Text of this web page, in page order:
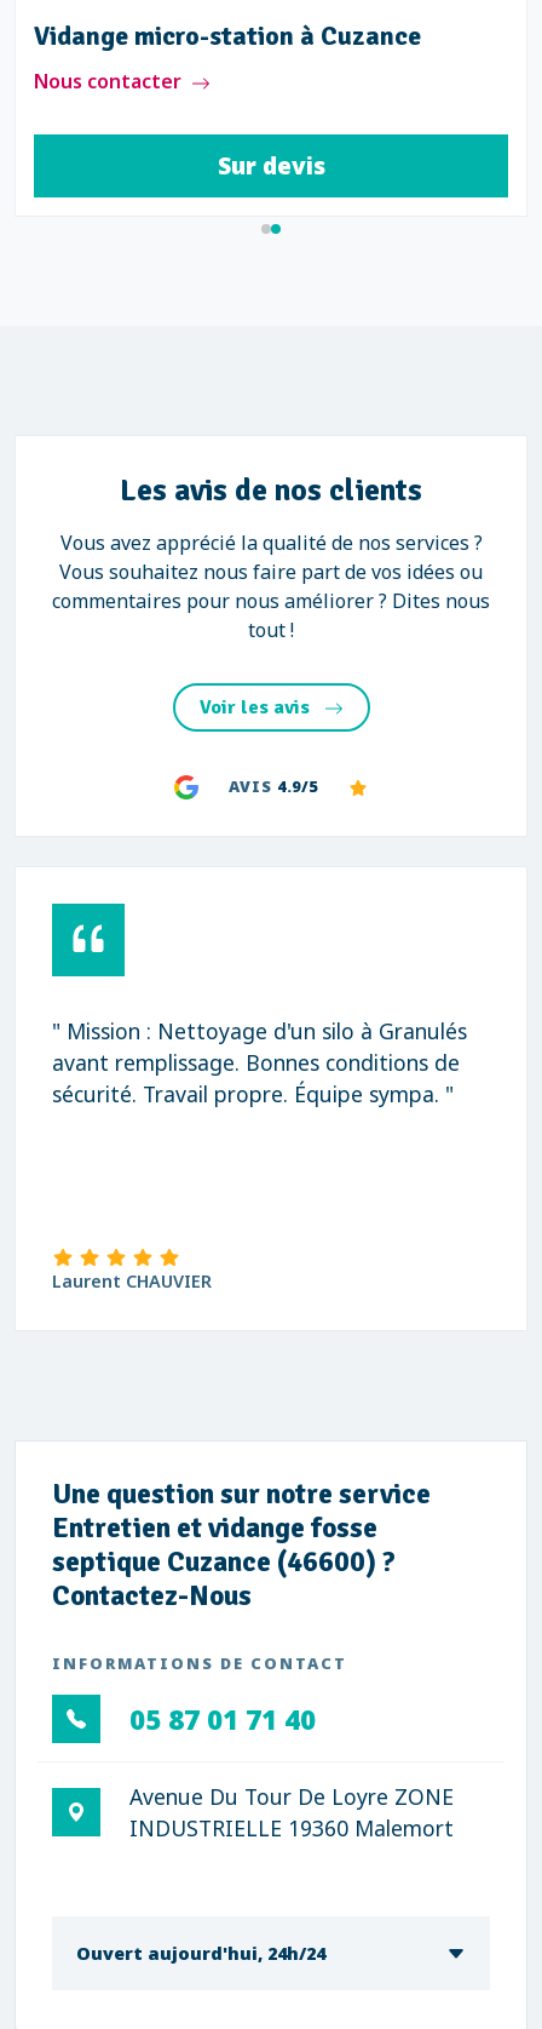
Vidange micro-station à Cuzance
Nous contacter
Sur devis
Les avis de nos clients
Vous avez apprécié la qualité de nos services ?
Vous souhaitez nous faire part de vos idées ou
commentaires pour nous améliorer ? Dites nous
tout !
Voir les avis
AVIS 4.9/5
" Mission : Nettoyage d'un silo à Granulés
avant remplissage. Bonnes conditions de
sécurité. Travail propre. Équipe sympa. "
Laurent CHAUVIER
Une question sur notre service
Entretien et vidange fosse
septique Cuzance (46600) ?
Contactez-Nous
INFORMATIONS DE CONTACT
05 87 01 71 40
Avenue Du Tour De Loyre ZONE
INDUSTRIELLE 19360 Malemort
Ouvert aujourd'hui, 24h/24